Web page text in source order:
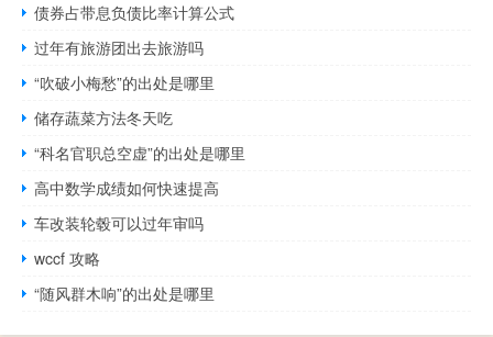
债券占带息负债比率计算公式
过年有旅游团出去旅游吗
“吹破小梅愁”的出处是哪里
储存蔬菜方法冬天吃
“科名官职总空虚”的出处是哪里
高中数学成绩如何快速提高
车改装轮毂可以过年审吗
wccf 攻略
“随风群木响”的出处是哪里